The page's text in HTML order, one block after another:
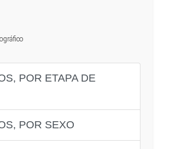
POR ETAPA DE
POR SEXO